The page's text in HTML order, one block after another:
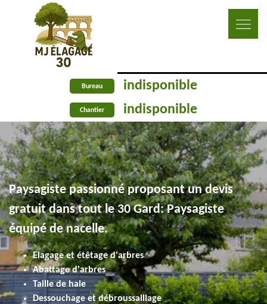
Bureau indisponible
Chantier indisponible
Paysagiste passionné proposant un devis
gratuit dans tout le 30 Gard: Paysagiste
équipé de nacelle.
Elagage et étêtage d'arbres
Abattage d'arbres
Taille de haie
Dessouchage et débroussaillage